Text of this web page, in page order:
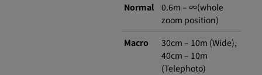
Normal
0.6m – ∞(whole
zoom position)
Macro
30cm – 10m (Wide),
40cm – 10m
(Telephoto)